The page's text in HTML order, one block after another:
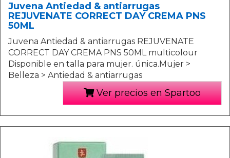
Juvena Antiedad & antiarrugas
REJUVENATE CORRECT DAY CREMA PNS
50ML
Juvena Antiedad & antiarrugas REJUVENATE
CORRECT DAY CREMA PNS 50ML multicolour
Disponible en talla para mujer. única.Mujer >
Belleza > Antiedad & antiarrugas
Ver precios en Spartoo